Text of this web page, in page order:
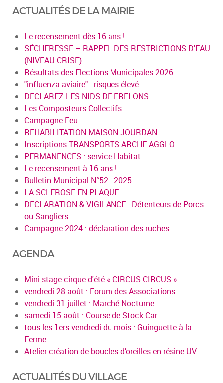
ACTUALITÉS DE LA MAIRIE
Le recensement dès 16 ans !
SÉCHERESSE – RAPPEL DES RESTRICTIONS D'EAU
(NIVEAU CRISE)
Résultats des Elections Municipales 2026
"influenza aviaire" - risques élevé
DECLAREZ LES NIDS DE FRELONS
Les Composteurs Collectifs
Campagne Feu
REHABILITATION MAISON JOURDAN
Inscriptions TRANSPORTS ARCHE AGGLO
PERMANENCES : service Habitat
Le recensement à 16 ans !
Bulletin Municipal N°52 - 2025
LA SCLEROSE EN PLAQUE
DECLARATION & VIGILANCE - Détenteurs de Porcs
ou Sangliers
Campagne 2024 : déclaration des ruches
AGENDA
Mini-stage cirque d'été « CIRCUS-CIRCUS »
vendredi 28 août : Forum des Associations
vendredi 31 juillet : Marché Nocturne
samedi 15 août : Course de Stock Car
tous les 1ers vendredi du mois : Guinguette à la
Ferme
Atelier création de boucles d’oreilles en résine UV
ACTUALITÉS DU VILLAGE